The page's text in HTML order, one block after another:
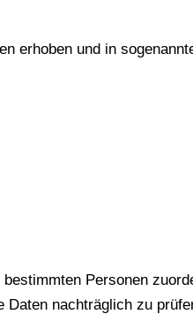
erhoben und in
Personen
nachträglich zu